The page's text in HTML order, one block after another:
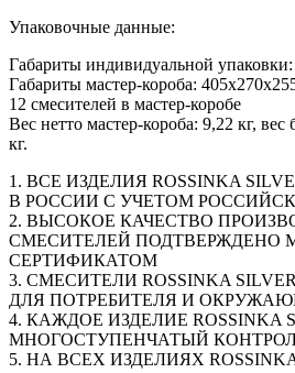
Упаковочные данные:
Габариты индивидуальной
Габариты мастер-короба:
12 смесителей в мастер-коробе
Вес нетто мастер-короба: 9,22 кг, вес
кг.
1. ВСЕ ИЗДЕЛИЯ ROSSINKA
В РОССИИ С УЧЕТОМ
2. ВЫСОКОЕ КАЧЕСТВО
СМЕСИТЕЛЕЙ ПОДТВЕРЖДЕНО
СЕРТИФИКАТОМ
3. СМЕСИТЕЛИ ROSSINKA
ДЛЯ ПОТРЕБИТЕЛЯ И
4. КАЖДОЕ ИЗДЕЛИЕ ROSSINKA
МНОГОСТУПЕНЧАТЫЙ
5. НА ВСЕХ ИЗДЕЛИЯХ